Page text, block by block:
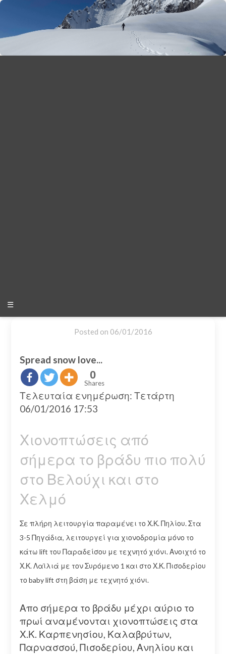
☰
Posted on 06/01/2016
Spread snow love...
0
Shares
Τελευταία ενημέρωση: Τετάρτη
06/01/2016 17:53
Χιονοπτώσεις από
σήμερα το βράδυ πιο πολύ
στο Βελούχι και στο
Χελμό
Σε πλήρη λειτουργία παραμένει το Χ.Κ. Πηλίου. Στα
3-5 Πηγάδια, λειτουργεί για χιονοδρομία μόνο το
κάτω lift του Παραδείσου με τεχνητό χιόνι. Ανοιχτό το
Χ.Κ. Λαϊλιά με τον Συρόμενο 1 και στο Χ.Κ. Πισοδερίου
το baby lift στη βάση με τεχνητό χιόνι.
Απο σήμερα το βράδυ μέχρι αύριο το
πρωί αναμένονται χιονοπτώσεις στα
Χ.Κ. Καρπενησίου, Καλαβρύτων,
Παρνασσού, Πισοδερίου, Ανηλίου και